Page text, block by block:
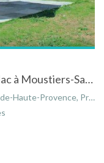
Gite entouré de lavandes près du lac à Moustiers-Sainte-Marie dans les Alpes-de-Haute-Provence
Alpes-Côte d'Azur, France